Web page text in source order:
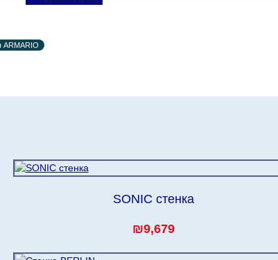
вечера и праздничные дни) от даты
задержки.
ARMARIO
SONIC стенка
₪9,679